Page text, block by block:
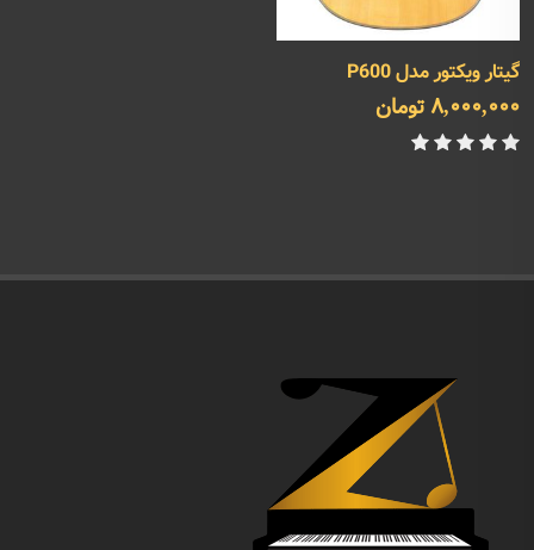
گیتار ویکتور مدل P600
8,000,000 تومان